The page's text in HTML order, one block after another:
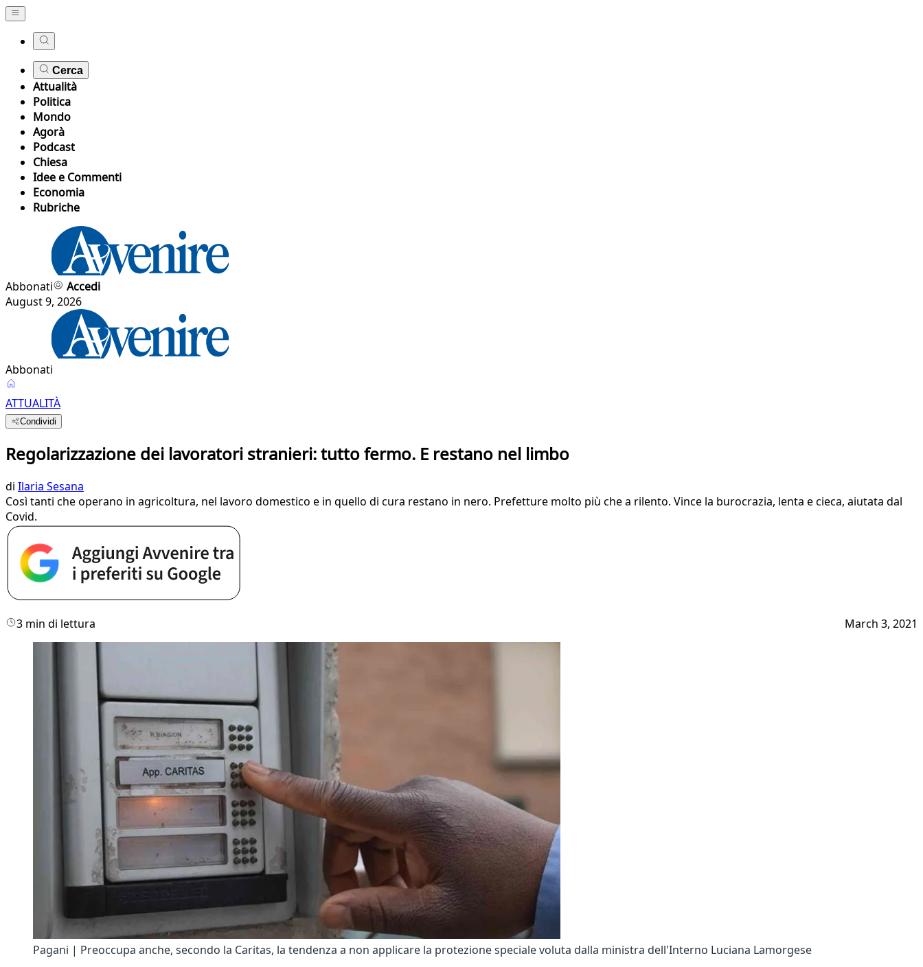
Cerca
Attualità
Politica
Mondo
Agorà
Podcast
Chiesa
Idee e Commenti
Economia
Rubriche
Abbonati
Accedi
August 9, 2026
Abbonati
ATTUALITÀ
Condividi
Regolarizzazione dei lavoratori stranieri: tutto fermo. E restano nel limbo
di Ilaria Sesana
Così tanti che operano in agricoltura, nel lavoro domestico e in quello di cura restano in nero. Prefetture molto più che a rilento. Vince la burocrazia, lenta e cieca, aiutata dal
Covid.
3 min di lettura March 3, 2021
Pagani | Preoccupa anche, secondo la Caritas, la tendenza a non applicare la protezione speciale voluta dalla ministra dell'Interno Luciana Lamorgese